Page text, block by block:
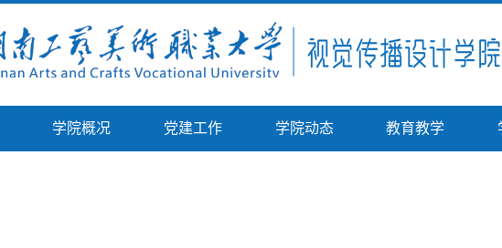
学院概况 党建工作 学院动态 教育教学